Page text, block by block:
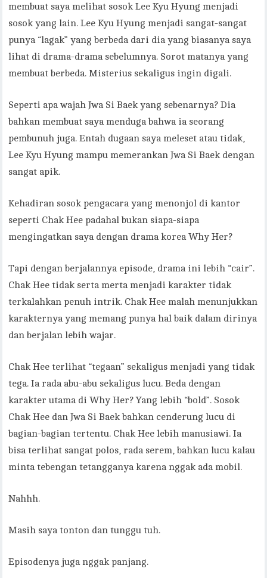
membuat saya melihat sosok Lee Kyu Hyung menjadi
sosok yang lain. Lee Kyu Hyung menjadi sangat-sangat
punya “lagak” yang berbeda dari dia yang biasanya saya
lihat di drama-drama sebelumnya. Sorot matanya yang
membuat berbeda. Misterius sekaligus ingin digali.
Seperti apa wajah Jwa Si Baek yang sebenarnya? Dia
bahkan membuat saya menduga bahwa ia seorang
pembunuh juga. Entah dugaan saya meleset atau tidak,
Lee Kyu Hyung mampu memerankan Jwa Si Baek dengan
sangat apik.
Kehadiran sosok pengacara yang menonjol di kantor
seperti Chak Hee padahal bukan siapa-siapa
mengingatkan saya dengan drama korea Why Her?
Tapi dengan berjalannya episode, drama ini lebih “cair”.
Chak Hee tidak serta merta menjadi karakter tidak
terkalahkan penuh intrik. Chak Hee malah menunjukkan
karakternya yang memang punya hal baik dalam dirinya
dan berjalan lebih wajar.
Chak Hee terlihat “tegaan” sekaligus menjadi yang tidak
tega. Ia rada abu-abu sekaligus lucu. Beda dengan
karakter utama di Why Her? Yang lebih “bold”. Sosok
Chak Hee dan Jwa Si Baek bahkan cenderung lucu di
bagian-bagian tertentu. Chak Hee lebih manusiawi. Ia
bisa terlihat sangat polos, rada serem, bahkan lucu kalau
minta tebengan tetangganya karena nggak ada mobil.
Nahhh.
Masih saya tonton dan tunggu tuh.
Episodenya juga nggak panjang.